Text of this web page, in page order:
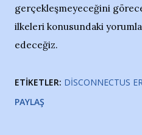
gerçekleşmeyeceğini
ilkeleri konusundaki
edeceğiz.
ETIKETLER: DISCONNECTUS
PAYLAŞ